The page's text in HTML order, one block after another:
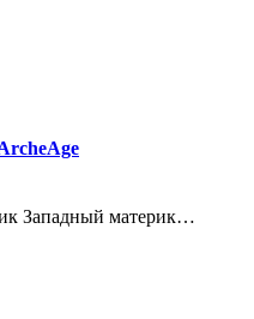
Западный материк…